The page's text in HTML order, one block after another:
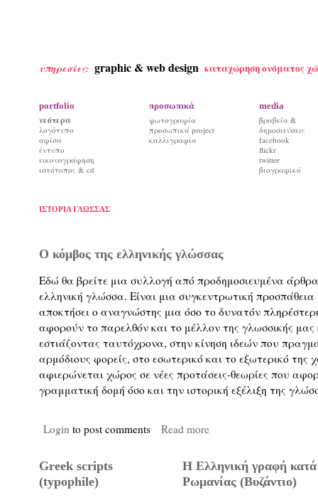
υπηρεσίες: graphic & web design καταχώρηση ονόματος
portfolio
νεότερα
λογότυπο
αφίσα
έντυπο
εικονογράφηση
ιστότοπος & cd
προσωπικά
φωτογραφία
προσωπικά project
καλλιγραφία
media
βραβεία &
δημοσιεύσεις
facebook
flickr
twitter
βιογραφικό
ΙΣΤΟΡΙΑ ΓΛΩΣΣΑΣ
Ο κόμβος της ελληνικής γλώσσας
Εδώ θα βρείτε μια συλλογή από προδημοσιευμένα
ελληνική γλώσσα. Είναι μια συγκεντρωτική
αποκτήσει ο αναγνώστης μια όσο το δυνατόν
αφορούν το παρελθόν και το μέλλον της γλωσσικής μας
εστιάζοντας ταυτόχρονα, στην κίνηση ιδεών που
αρμόδιους φορείς, στο εσωτερικό και το εξωτερικό
αφιερώνεται χώρος σε νέες προτάσεις-θεωρίες που
γραμματική δομή όσο και την ιστορική εξέλιξη της
Login to post comments Read more
Greek scripts
(typophile)
Η Ελληνική γραφή κατά
Ρωμανίας (Βυζάντιο)